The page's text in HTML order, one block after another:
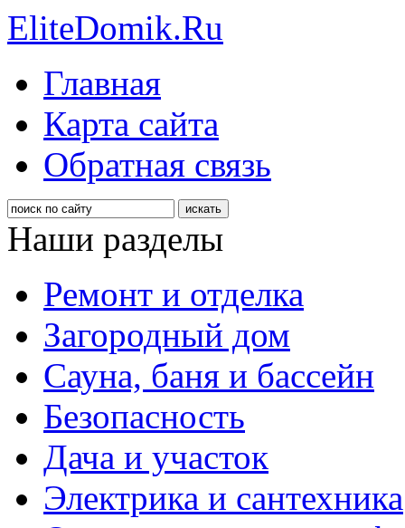
EliteDomik.Ru
Главная
Карта сайта
Обратная связь
Наши разделы
Ремонт и отделка
Загородный дом
Сауна, баня и бассейн
Безопасность
Дача и участок
Электрика и сантехника